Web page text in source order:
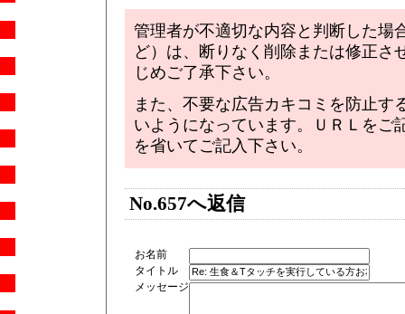
管理者が不適切な内容と判断した場
ど）は、断りなく削除または修正さ
じめご了承下さい。
また、不要な広告カキコミを防止す
いようになっています。ＵＲＬをご
を省いてご記入下さい。
No.657へ返信
お名前
タイトル
メッセージ